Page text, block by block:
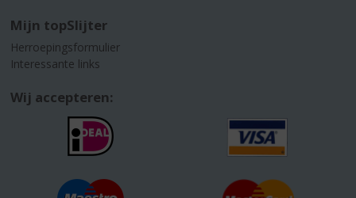
Mijn topSlijter
Herroepingsformulier
Interessante links
Wij accepteren: